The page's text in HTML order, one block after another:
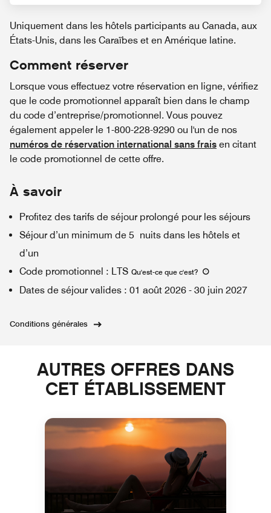
Uniquement dans les hôtels participants au Canada, aux
États-Unis, dans les Caraïbes et en Amérique latine.
Comment réserver
Lorsque vous effectuez votre réservation en ligne, vérifiez
que le code promotionnel apparaît bien dans le champ
du code d’entreprise/promotionnel. Vous pouvez
également appeler le 1-800-228-9290 ou l'un de nos
numéros de réservation international sans frais en citant
le code promotionnel de cette offre.
À savoir
Profitez des tarifs de séjour prolongé pour les séjours
Séjour d’un minimum de 5 nuits dans les hôtels et
d’un
Code promotionnel : LTS Qu'est-ce que c'est?
Dates de séjour valides : 01 août 2026 - 30 juin 2027
Conditions générales
AUTRES OFFRES DANS
CET ÉTABLISSEMENT